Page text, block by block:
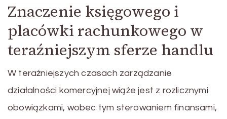
Znaczenie księgowego i
placówki rachunkowego w
teraźniejszym sferze handlu
W teraźniejszych czasach zarządzanie
działalności komercyjnej wiąże jest z rozlicznymi
obowiązkami, wobec tym sterowaniem finansami,